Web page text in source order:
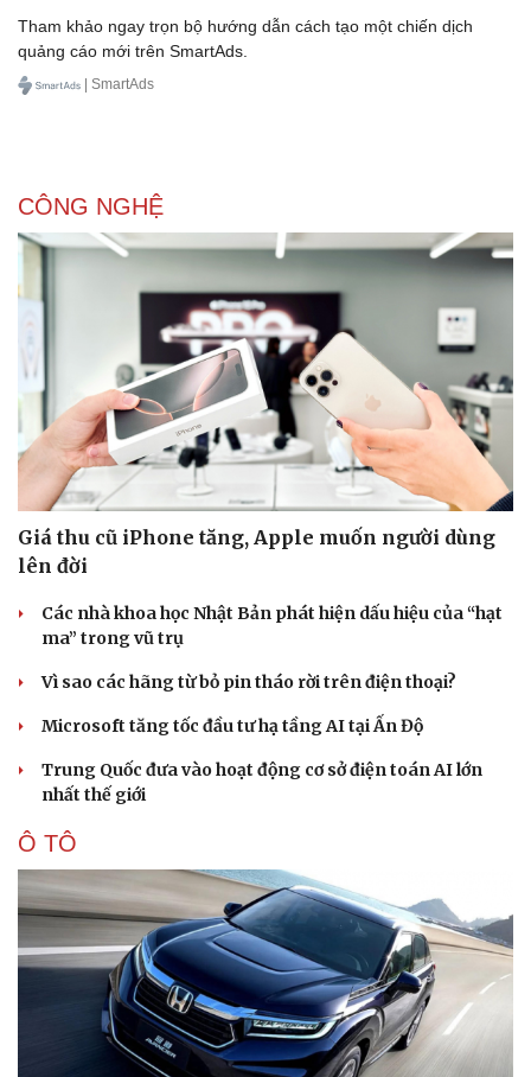
Doanh nhân
Vì cộng đồng
Trải nghiệm
Tham khảo ngay trọn bộ hướng dẫn cách tạo một chiến dịch
quảng cáo mới trên SmartAds.
| SmartAds
CÔNG NGHỆ
Giá thu cũ iPhone tăng, Apple muốn người dùng
lên đời
Các nhà khoa học Nhật Bản phát hiện dấu hiệu của “hạt
ma” trong vũ trụ
Vì sao các hãng từ bỏ pin tháo rời trên điện thoại?
Microsoft tăng tốc đầu tư hạ tầng AI tại Ấn Độ
Trung Quốc đưa vào hoạt động cơ sở điện toán AI lớn
nhất thế giới
Ô TÔ